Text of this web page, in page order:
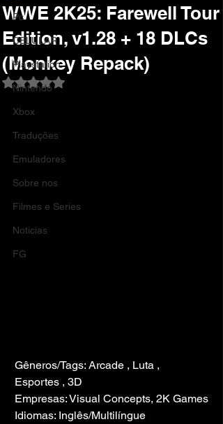
Pc
CELULAR
Playstation
Nintendo
Xbox
Traduções
Emuladores
Sobre nos
Filmes e Series
Noticias
FG
WWE 2K25: Farewell Tour
Edition, v1.28 + 18 DLCs
(Monkey Repack)
Avaliado com NaN de 5 estrelas.
Gêneros/Tags: Arcade , Luta ,
Esportes , 3D
Empresas: Visual Concepts, 2K Games
Idiomas: Inglês/Multilíngue